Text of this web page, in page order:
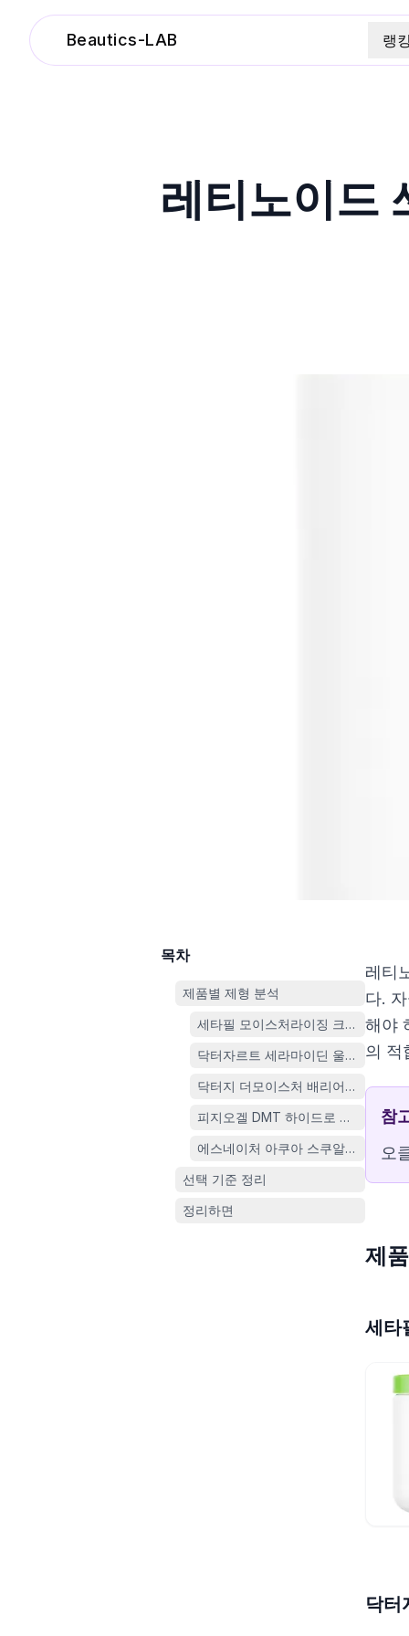
Beautics-LAB 랭
레티노이드
목차
제품별 제형 분석
세타필 모이스처라이징 크림 550g
닥터자르트 세라마이딘 울트라 모이
닥터지 더모이스처 배리어 D 인텐스
피지오겔 DMT 하이드로 젤 수분크
에스네이처 아쿠아 스쿠알란 수분크
선택 기준 정리
정리하면
레티
다.
해야
의 적
참
오
제
세타
닥터